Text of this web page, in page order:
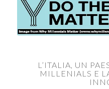
L’ITALIA, UN
MILLENIALS E